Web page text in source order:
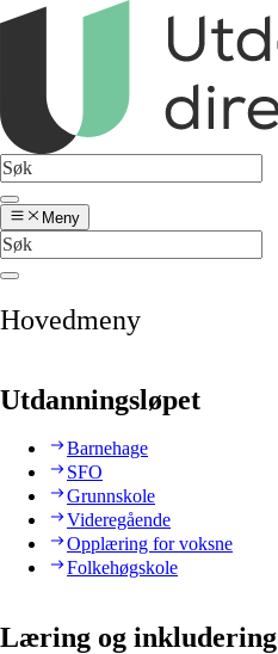
Meny
Hovedmeny
Utdanningsløpet
Barnehage
SFO
Grunnskole
Videregående
Opplæring for voksne
Folkehøgskole
Læring og inkludering